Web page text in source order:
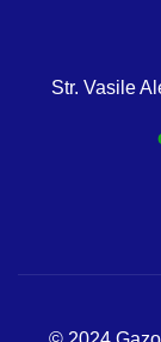
Str. Vasile